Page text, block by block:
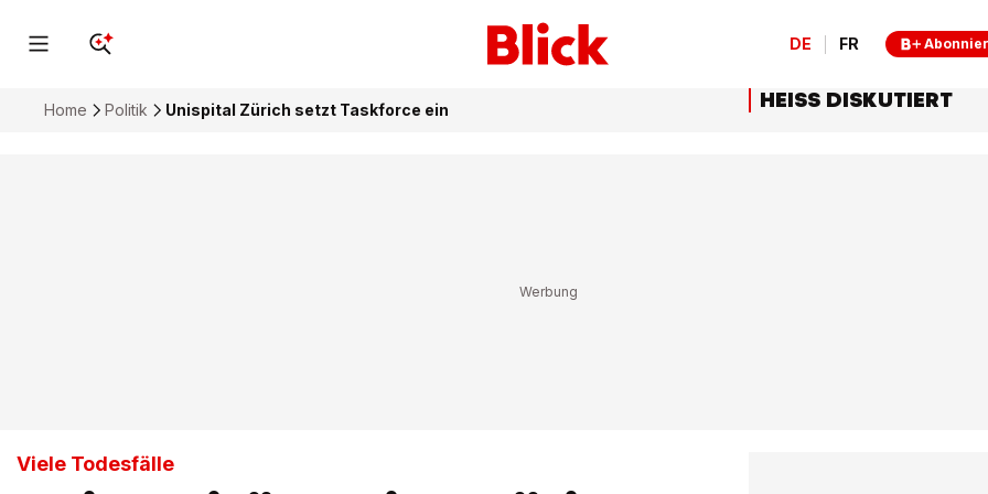
DE FR
Home Politik Unispital Zürich setzt Taskforce ein
Viele Todesfälle
HEISS DISKUTIERT